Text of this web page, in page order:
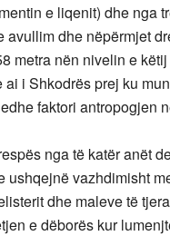
e liqenit) dhe nga
avullim dhe nëpërmjet
metra nën nivelin e
ai i Shkodrës prej ku
faktori antropogjen
nga të katër anët
ushqejnë vazhdimisht
dhe maleve të
e dëborës kur